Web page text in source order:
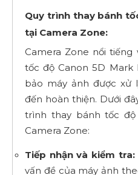
Quy trình thay bánh
tại Camera Zone:
Camera Zone nổi
tốc độ Canon 5D Mark
bảo máy ảnh được xử
đến hoàn thiện. Dưới
trình thay bánh tốc
Camera Zone:
Tiếp nhận và kiểm tra:
vấn đề của máy ảnh